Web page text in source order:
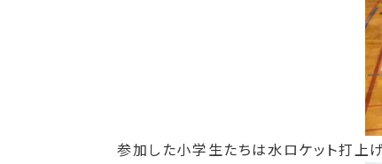
参加した小学生たちは水ロケット打上